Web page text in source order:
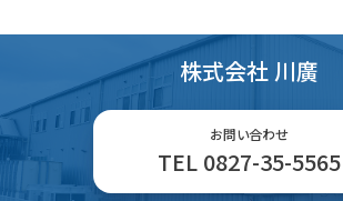
株式会社 川廣
お問い合わせ
TEL 0827-35-5565